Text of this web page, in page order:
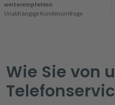
weiterempfehlen
Unabhängige Kundenumfrage
Wie Sie von